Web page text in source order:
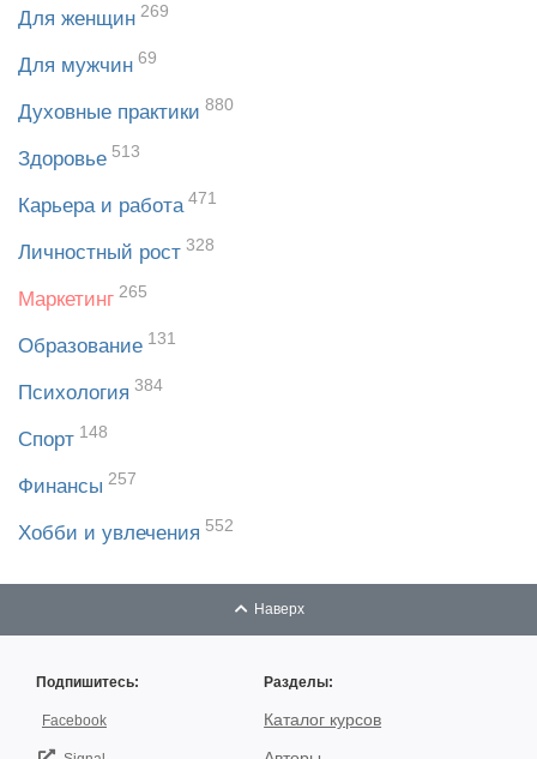
Для женщин 269
Для мужчин 69
Духовные практики 880
Здоровье 513
Карьера и работа 471
Личностный рост 328
Маркетинг 265
Образование 131
Психология 384
Спорт 148
Финансы 257
Хобби и увлечения 552
Наверх
Подпишитесь:
Facebook
Разделы:
Каталог курсов